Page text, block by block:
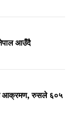
आउँदै
आक्रमण, रुसले ६०५